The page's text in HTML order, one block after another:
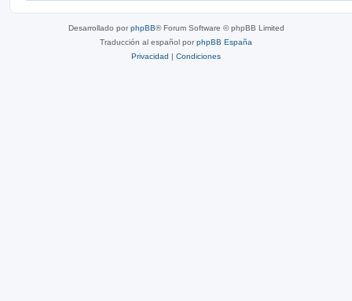
Desarrollado porphpBB® Forum Software © phpBB Limited
Traducción al español porphpBB España
Privacidad | Condiciones